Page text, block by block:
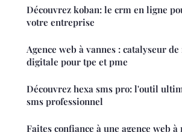
Découvrez koban: le crm en ligne
votre entreprise
Agence web à vannes : catalyseur
digitale pour tpe et pme
Découvrez hexa sms pro: l'outil
sms professionnel
Faites confiance à une agence web